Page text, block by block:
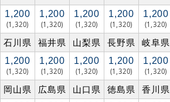
1,200
(1,320)
1,200
(1,320)
1,200
(1,320)
1,200
(1,320)
1,200
(1,320)
石川県 福井県 山梨県 長野県 岐阜県
1,200
(1,320)
1,200
(1,320)
1,200
(1,320)
1,200
(1,320)
1,200
(1,320)
岡山県 広島県 山口県 徳島県 香川県